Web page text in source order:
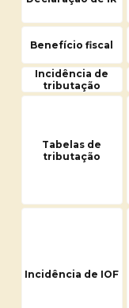
Benefício fiscal
Incidência de
tributação
Tabelas de
tributação
Incidência de IOF